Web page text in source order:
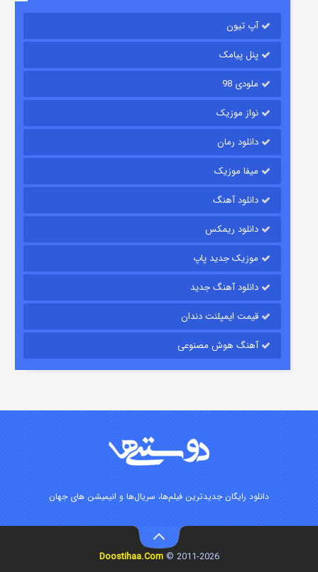
قسمت
قسمت۲ (دوبله) منتشر شد
آپ تیون
پنل پیامک
ملودی 98
نواز موزیک
دانلود رمان
میفا موزیک
دانلود آهنگ
دانلود ریمکس
موزیک جدید پاپ
دانلود آهنگ جدید
قیمت ایمپلنت دندان
آهنگ هوش مصنوعی
دانلود رایگان جدیدترین فیلم‌ها، سریال‌ها و انیمیشن های جهان
2011-2026 ©
Doostihaa.Com